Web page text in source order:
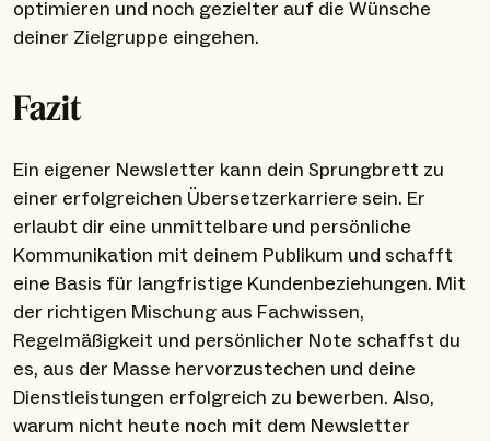
optimieren und noch gezielter auf die Wünsche
deiner Zielgruppe eingehen.
Fazit
Ein eigener Newsletter kann dein Sprungbrett zu
einer erfolgreichen Übersetzerkarriere sein. Er
erlaubt dir eine unmittelbare und persönliche
Kommunikation mit deinem Publikum und schafft
eine Basis für langfristige Kundenbeziehungen. Mit
der richtigen Mischung aus Fachwissen,
Regelmäßigkeit und persönlicher Note schaffst du
es, aus der Masse hervorzustechen und deine
Dienstleistungen erfolgreich zu bewerben. Also,
warum nicht heute noch mit dem Newsletter